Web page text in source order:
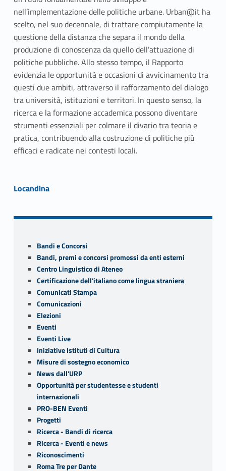
nell’implementazione delle politiche urbane. Urban@it ha
scelto, nel suo decennale, di trattare compiutamente la
questione della distanza che separa il mondo della
produzione di conoscenza da quello dell’attuazione di
politiche pubbliche. Allo stesso tempo, il Rapporto
evidenzia le opportunità e occasioni di avvicinamento tra
questi due ambiti, attraverso il rafforzamento del dialogo
tra università, istituzioni e territori. In questo senso, la
ricerca e la formazione accademica possono diventare
strumenti essenziali per colmare il divario tra teoria e
pratica, contribuendo alla costruzione di politiche più
efficaci e radicate nei contesti locali.
Link identifier #identifier__140399-2Locandina
Sidebar
Bandi e Concorsi
Bandi, premi e concorsi promossi da enti esterni
Centro Linguistico di Ateneo
Certificazione dell'italiano come lingua straniera
Comunicati Stampa
Comunicazioni
Elezioni
Eventi
Eventi Live
Iniziative Istituti di Cultura
Misure di sostegno economico
News dall'URP
Opportunità per studentesse e studenti
internazionali
PRO-BEN Eventi
Progetti
Ricerca - Bandi di ricerca
Ricerca - Eventi e news
Riconoscimenti
Roma Tre per Dante